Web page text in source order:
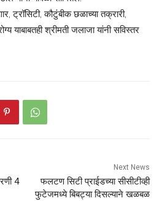
ट्रॉसिटी, कौटुंबीक छळाच्या तक्रारी,
याबाबतही श्रीमती जलाजा यांनी सविस्तर
4
Next News
फलटण सिटी प्राईडच्या सीसीटीव्ही
फुटेजमध्ये बिबट्या दिसल्याने खळबळ